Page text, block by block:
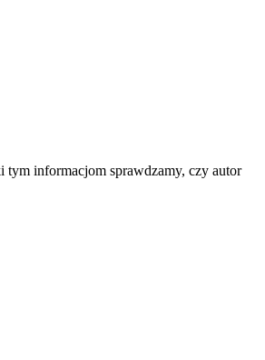
tym informacjom sprawdzamy, czy autor